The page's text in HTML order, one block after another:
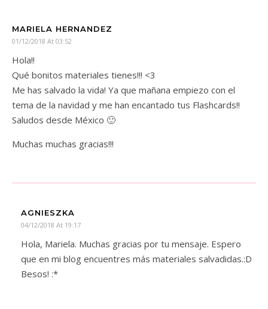
MARIELA HERNANDEZ
01/12/2018 At 03:52
Hola!!
Qué bonitos materiales tienes!!! <3
Me has salvado la vida! Ya que mañana empiezo con el
tema de la navidad y me han encantado tus Flashcards!!
Saludos desde México 🙂
Muchas muchas gracias!!!
AGNIESZKA
04/12/2018 At 19:17
Hola, Mariela. Muchas gracias por tu mensaje. Espero
que en mi blog encuentres más materiales salvadidas.:D
Besos! :*